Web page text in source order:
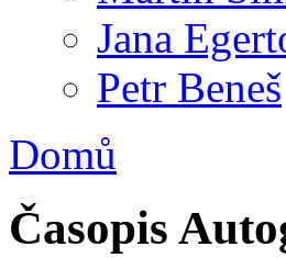
Jana
Petr Beneš
Domů
Časopis